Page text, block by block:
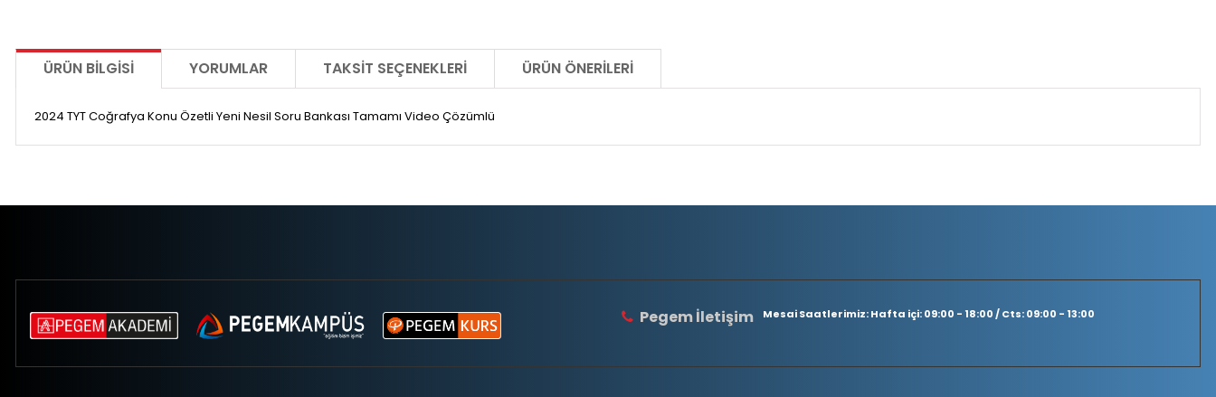
ÜRÜN BILGISI YORUMLAR TAKSIT SEÇENEKLERI ÜRÜN ÖNERILERI
2024 TYT Coğrafya Konu Özetli Yeni Nesil Soru Bankası Tamamı Video Çözümlü
Pegem İletişim Mesai Saatlerimiz: Hafta içi: 09:00 - 18:00 / Cts: 09:00 - 13:00